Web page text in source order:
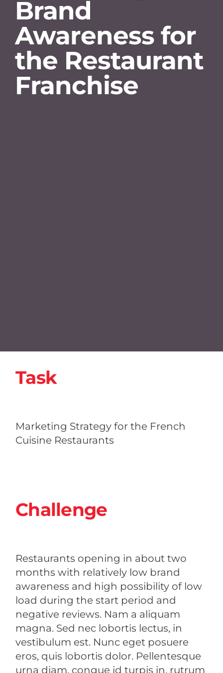
Brand
Awareness for
the Restaurant
Franchise
Task
Marketing Strategy for the French
Cuisine Restaurants
Challenge
Restaurants opening in about two
months with relatively low brand
awareness and high possibility of low
load during the start period and
negative reviews. Nam a aliquam
magna. Sed nec lobortis lectus, in
vestibulum est. Nunc eget posuere
eros, quis lobortis dolor. Pellentesque
urna diam, congue id turpis in, rutrum